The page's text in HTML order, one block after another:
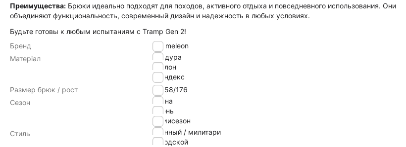
Преимущества: Брюки идеально подходят для походов, активного отдыха и повседневного использования. Они
объединяют функциональность, современный дизайн и надежность в любых условиях.
Будьте готовы к любым испытаниям с Tramp Gen 2!
Бренд
Chameleon
Матеріал
кордура
нейлон
спандекс
Размер брюк / рост
56-58/176
Сезон
Весна
Осень
Демисезон
Стиль
военный / милитари
городской